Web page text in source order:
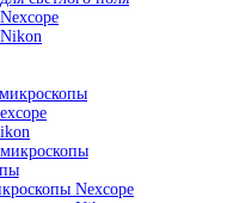
Olympus
Sciaps
спектрометры
спектрометры
индуктивно-связанной